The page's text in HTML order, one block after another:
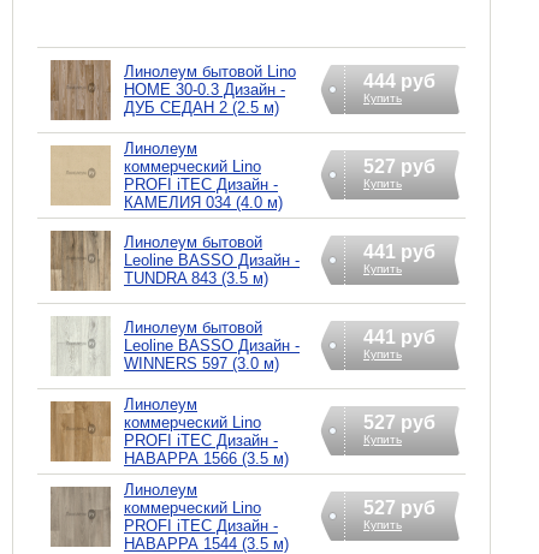
Линолеум бытовой Lino
HOME 30-0.3 Дизайн -
ДУБ СЕДАН 2 (2.5 м)
444 руб
Купить
Линолеум
коммерческий Lino
PROFI iTEC Дизайн -
КАМЕЛИЯ 034 (4.0 м)
527 руб
Купить
Линолеум бытовой
Leoline BASSO Дизайн -
TUNDRA 843 (3.5 м)
441 руб
Купить
Линолеум бытовой
Leoline BASSO Дизайн -
WINNERS 597 (3.0 м)
441 руб
Купить
Линолеум
коммерческий Lino
PROFI iTEC Дизайн -
НАВАРРА 1566 (3.5 м)
527 руб
Купить
Линолеум
коммерческий Lino
PROFI iTEC Дизайн -
НАВАРРА 1544 (3.5 м)
527 руб
Купить